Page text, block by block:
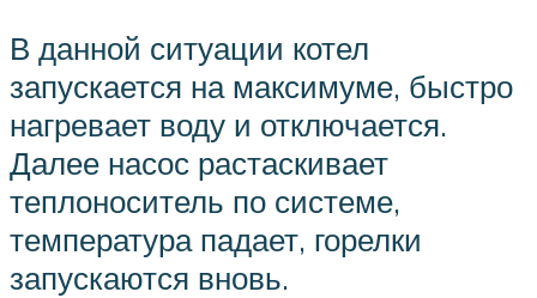
В данной ситуации котел
запускается на максимуме, быстро
нагревает воду и отключается.
Далее насос растаскивает
теплоноситель по системе,
температура падает, горелки
запускаются вновь.